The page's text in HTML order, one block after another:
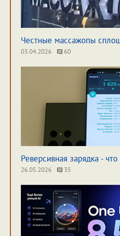
Честные массажопы
03.04.2026 60
Реверсивная зарядка - что
26.05.2026 35